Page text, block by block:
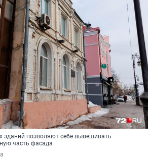
зданий позволяют себе вывешивать
часть фасада